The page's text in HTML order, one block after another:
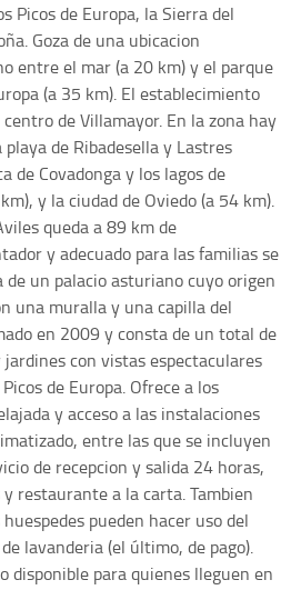
Picos de Europa, la Sierra del
Goza de una ubicacion
entre el mar (a 20 km) y el parque
(a 35 km). El establecimiento
de Villamayor. En la zona hay
de Ribadesella y Lastres
de Covadonga y los lagos de
y la ciudad de Oviedo (a 54 km).
queda a 89 km de
y adecuado para las familias se
un palacio asturiano cuyo origen
una muralla y una capilla del
en 2009 y consta de un total de
con vistas espectaculares
de Europa. Ofrece a los
y acceso a las instalaciones
entre las que se incluyen
de recepcion y salida 24 horas,
restaurante a la carta. Tambien
pueden hacer uso del
lavanderia (el último, de pago).
disponible para quienes lleguen en